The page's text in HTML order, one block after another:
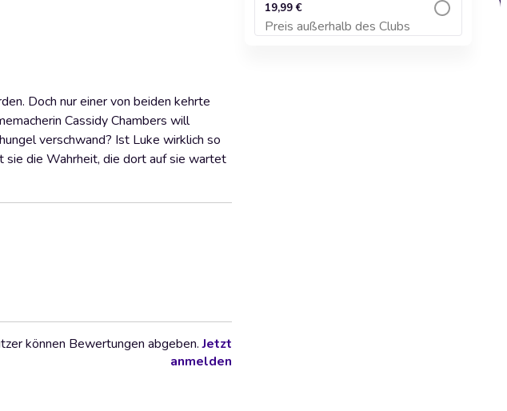
Doch nur einer von beiden kehrte
Cassidy Chambers will
verschwand? Ist Luke wirklich so
sie die Wahrheit, die dort auf sie wartet
können Bewertungen abgeben.Jetzt
anmelden
19,99 €
Preis außerhalb des Clubs
Zum Warenkorb hinzufügen